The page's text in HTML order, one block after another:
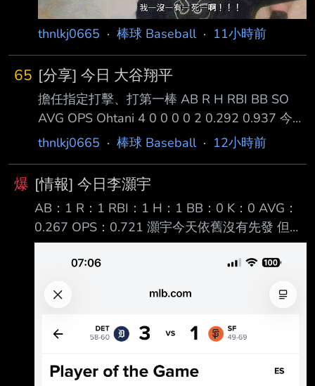
近期也同步降溫。他先前曾締造15場連續安打，
不過這個系列 賽面對響尾蛇12打數僅1安。 談
thnlkj0665 · 棒球 Baseball· 11小時前
65 [分享] 今日 大谷翔平
擔任指定打擊、打第一棒 AB R H RBI BB SO
AVG OPS Ohtani 4 0 0 0 0 2 0.292 0.937 今天
比賽合計四個打數繳了白卷 前兩次打擊都遭到
地球出局 打擊率目前下降至2成92 終場，道奇
隊在今天比賽以二比四不敵地主響尾蛇隊 --
thnlkj0665 · 棒球 Baseball· 12小時前
爆 [情報] 今日李灝宇
AB：1 R：1 RBI：1 H：1 BB：0 K：0 AVG：
0.267 OPS：0.721 灝宇今天依舊沒有先發 但在
延長賽突破僵局制時上場代打 擊出飛越一壘手頭
頂的安打送回超前分 隨後再靠著Max Clark內野
鍵安打贏得比賽
https://x.com/i/status/2086582015084941501